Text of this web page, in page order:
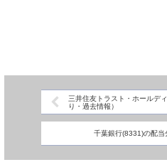
三井住友トラスト・ホールデ
り・過去情報）
千葉銀行(8331)の配当